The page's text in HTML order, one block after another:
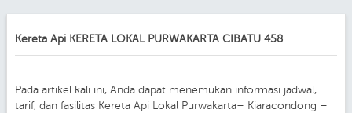
Kereta Api KERETA LOKAL PURWAKARTA CIBATU 458
Pada artikel kali ini, Anda dapat menemukan informasi jadwal,
tarif, dan fasilitas Kereta Api Lokal Purwakarta– Kiaracondong –